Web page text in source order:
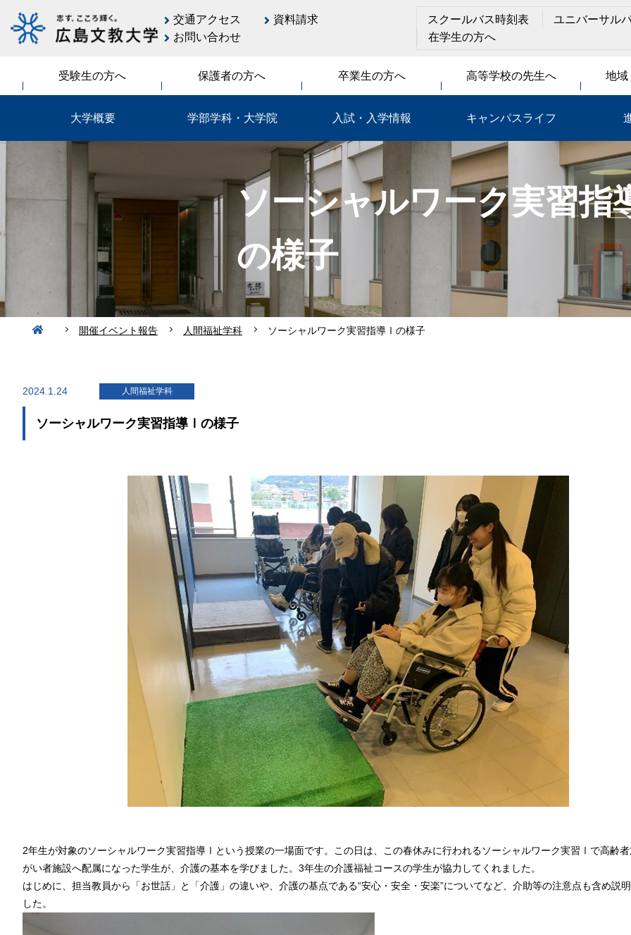
交通アクセス
資料請求
お問い合わせ
スクールバス時刻表
ユニバーサル
在学生の方へ
受験生の方へ 保護者の方へ 卒業生の方へ 高等学校の先生へ 地域
大学概要 学部学科・大学院 入試・入学情報 キャンパスライフ
ソーシャルワーク実習
の様子
開催イベント報告 人間福祉学科 ソーシャルワーク実習指導Ⅰの様子
2024.1.24 人間福祉学科
ソーシャルワーク実習指導Ⅰの様子
2年生が対象のソーシャルワーク実習指導Ⅰという授業の一場面です。この日は、この春休みに行われるソーシャルワーク実習Ⅰで高齢
がい者施設へ配属になった学生が、介護の基本を学びました。3年生の介護福祉コースの学生が協力してくれました。
はじめに、担当教員から「お世話」と「介護」の違いや、介護の基点である“安心・安全・安楽”についてなど、介助等の注意点も含め説
した。